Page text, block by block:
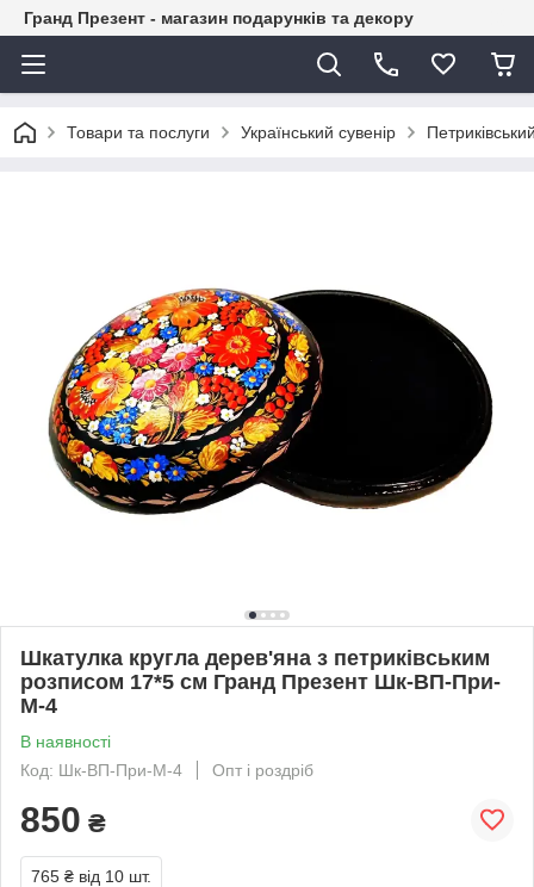
Гранд Презент - магазин подарунків та декору
Товари та послуги Український сувенір
Шкатулка кругла дерев'яна з петриківським
розписом 17*5 см Гранд Презент Шк-ВП-При-
М-4
В наявності
Код: Шк-ВП-При-М-4
Опт і роздріб
850 ₴
765 ₴ від 10 шт.